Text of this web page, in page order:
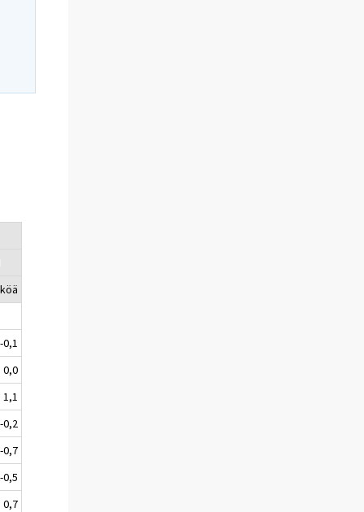
-0,1
0,0
1,1
-0,2
-0,7
-0,5
0,7